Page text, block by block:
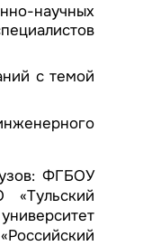
научных
с темой
ФГБОУ